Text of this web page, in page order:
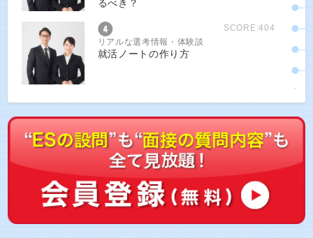
るべき？
SCORE:404
リアルな選考情報・体験談
就活ノートの作り方